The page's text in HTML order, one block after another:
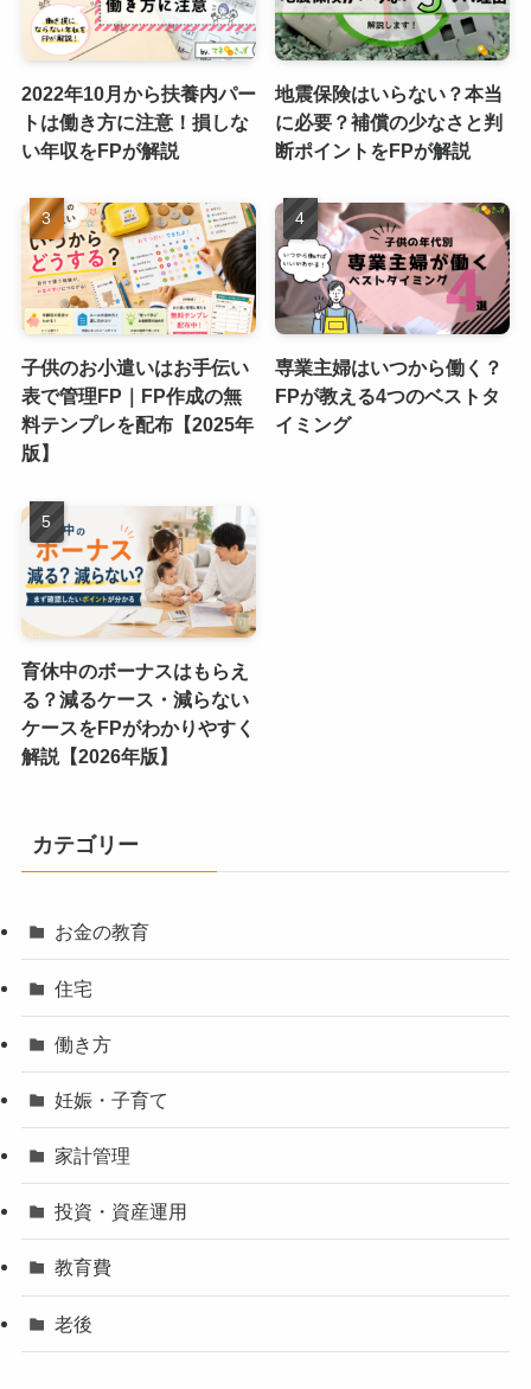
2022年10月から扶養内パー
トは働き方に注意！損しな
い年収をFPが解説
地震保険はいらない？本当
に必要？補償の少なさと判
断ポイントをFPが解説
子供のお小遣いはお手伝い
表で管理FP｜FP作成の無
料テンプレを配布【2025年
版】
専業主婦はいつから働く？
FPが教える4つのベストタ
イミング
育休中のボーナスはもらえ
る？減るケース・減らない
ケースをFPがわかりやすく
解説【2026年版】
カテゴリー
お金の教育
住宅
働き方
妊娠・子育て
家計管理
投資・資産運用
教育費
老後